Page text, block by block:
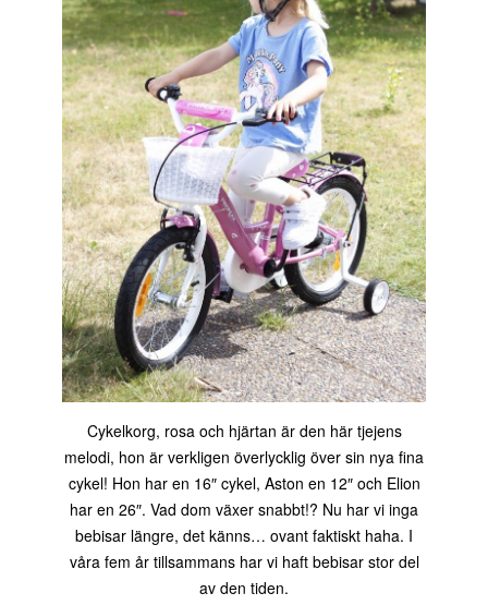
Cykelkorg, rosa och hjärtan är den här tjejens
melodi, hon är verkligen överlycklig över sin nya fina
cykel! Hon har en 16″ cykel, Aston en 12″ och Elion
har en 26″. Vad dom växer snabbt!? Nu har vi inga
bebisar längre, det känns… ovant faktiskt haha. I
våra fem år tillsammans har vi haft bebisar stor del
av den tiden.